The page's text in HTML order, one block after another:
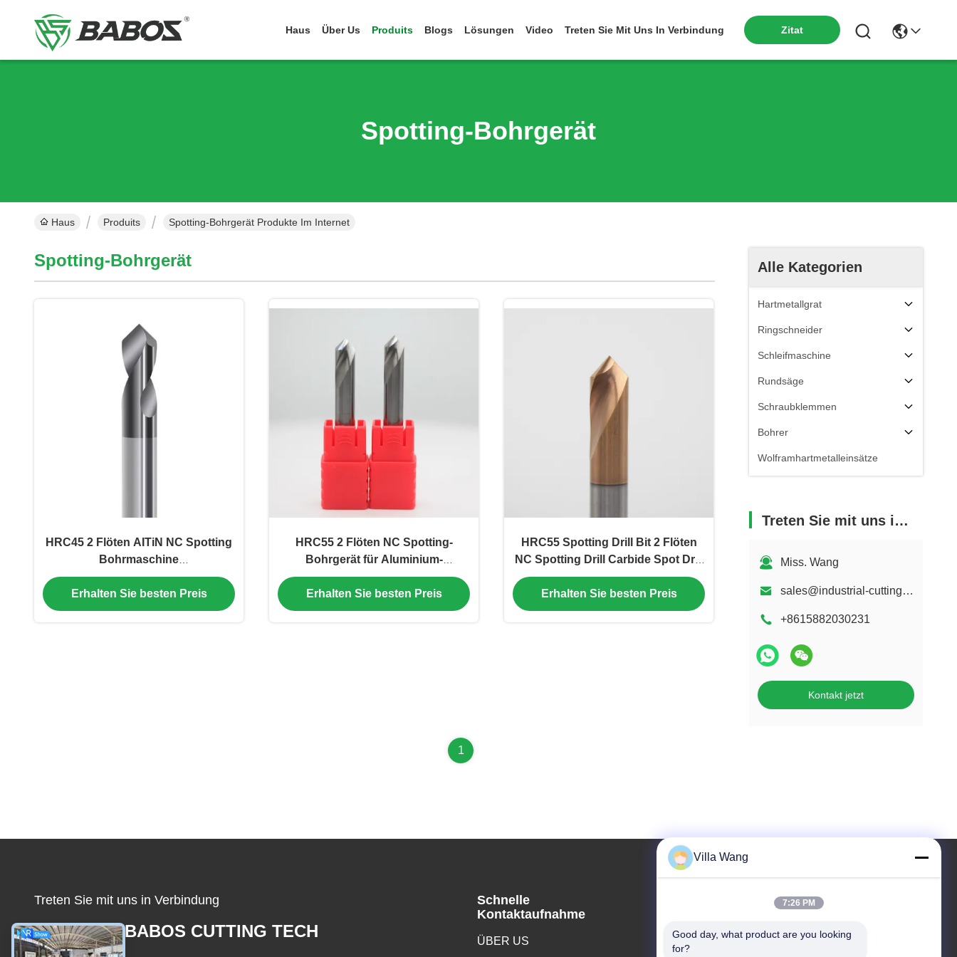
Haus Über Us Produits Blogs Lösungen Video Treten Sie Mit Uns In Verbindung Zitat
Spotting-Bohrgerät
Haus Produits Spotting-Bohrgerät Produkte Im Internet
Alle Kategorien
Hartmetallgrat
Ringschneider
Schleifmaschine
Rundsäge
Schraubklemmen
Bohrer
Wolframhartmetalleinsätze
Treten Sie mit uns in Verbindung
Miss. Wang
sales@industrial-cuttingtools.com
+8615882030231
Kontakt jetzt
Spotting-Bohrgerät
HRC45 2 Flöten AITiN NC Spotting
Bohrmaschine
Präzisionsbearbeitung Festkarbid
Bohrmaschine
Erhalten Sie besten Preis
HRC55 2 Flöten NC Spotting-
Bohrgerät für Aluminium-
Festkarbid-Bohrgerät
Erhalten Sie besten Preis
HRC55 Spotting Drill Bit 2 Flöten
NC Spotting Drill Carbide Spot Drill
120mm TiSiN beschichtet
Erhalten Sie besten Preis
1
Treten Sie mit uns in Verbindung
CHENGDU BABOS CUTTING TECH
Schnelle
Kontaktaufnahme
ÜBER US
Unsere Adresse
Einheit 1, Gebäude 11, Nr. 88, Jin'an Road, Damian
Villa Wang
7:26 PM
Good day, what product are you looking
for?